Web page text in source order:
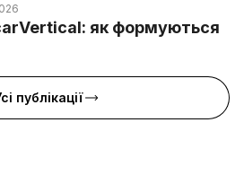
як формуються
публікації